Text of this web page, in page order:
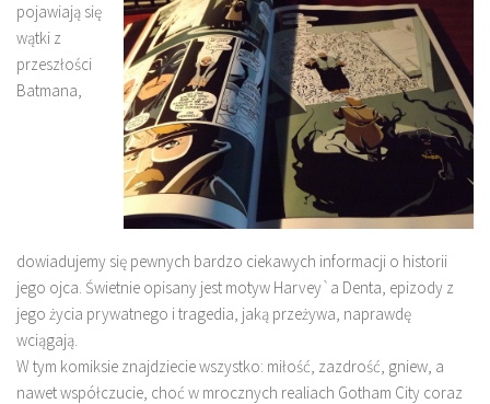
pojawiają się
wątki z
przeszłości
Batmana,
dowiadujemy się pewnych bardzo ciekawych informacji o historii
jego ojca. Świetnie opisany jest motyw Harvey`a Denta, epizody z
jego życia prywatnego i tragedia, jaką przeżywa, naprawdę
wciągają.
W tym komiksie znajdziecie wszystko: miłość, zazdrość, gniew, a
nawet współczucie, choć w mrocznych realiach Gotham City coraz